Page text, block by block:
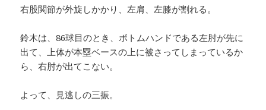
右股関節が外旋しかかり、左肩、左膝が割れる。
鈴木は、86球目のとき、ボトムハンドである左肘が先に
出て、上体が本塁ベースの上に被さってしまっているか
ら、右肘が出てこない。
よって、見逃しの三振。